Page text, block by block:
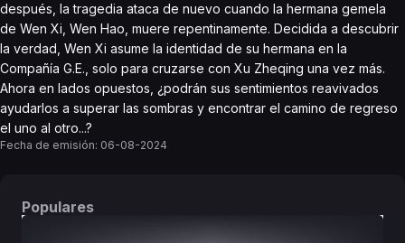
después, la tragedia ataca de nuevo cuando la hermana gemela
de Wen Xi, Wen Hao, muere repentinamente. Decidida a descubrir
la verdad, Wen Xi asume la identidad de su hermana en la
Compañía G.E., solo para cruzarse con Xu Zheqing una vez más.
Ahora en lados opuestos, ¿podrán sus sentimientos reavivados
ayudarlos a superar las sombras y encontrar el camino de regreso
el uno al otro...?
Fecha de emisión: 06-08-2024
Populares